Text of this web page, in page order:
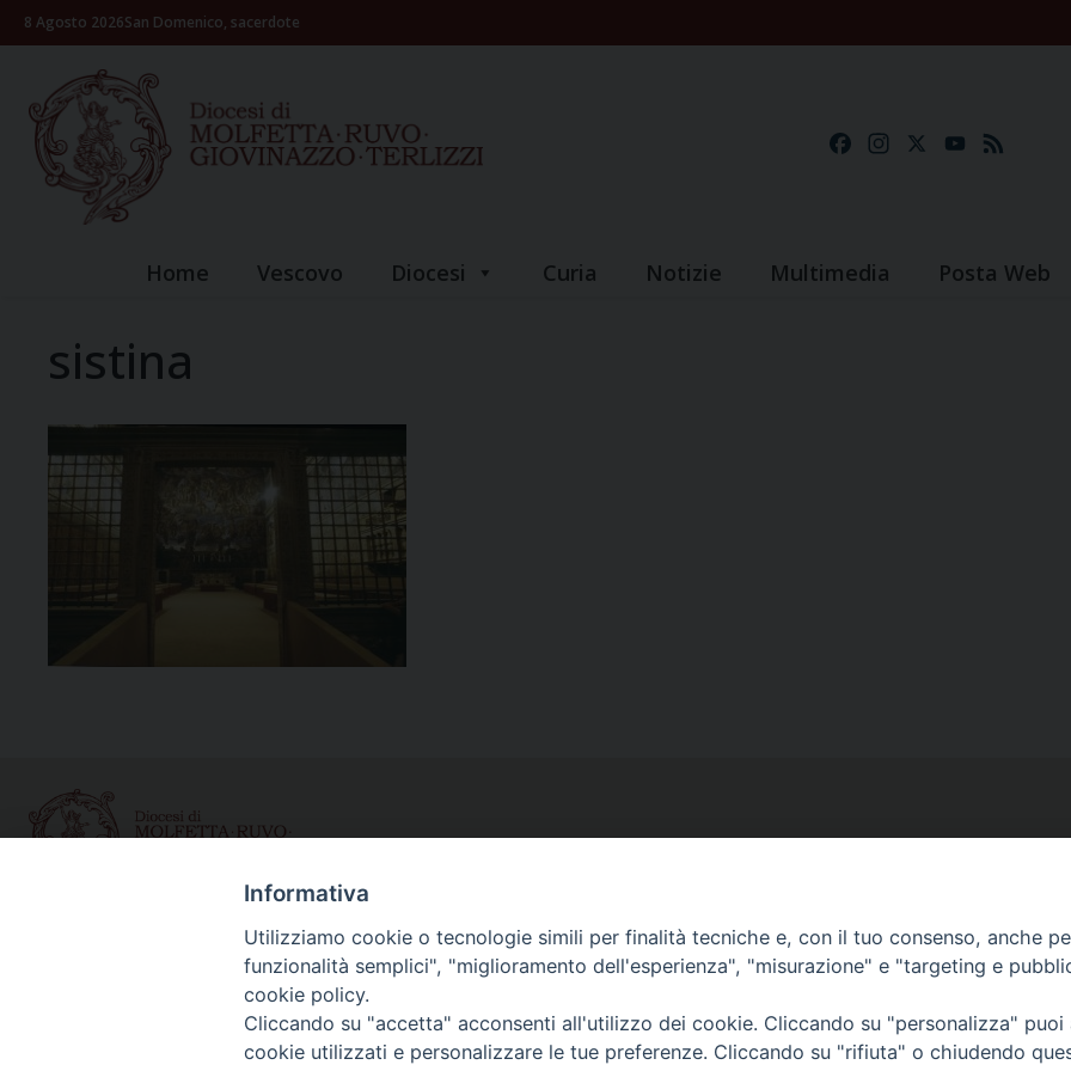
Skip8 Agosto 2026San Domenico, sacerdote
FacebookInstagramYouTube
Home Vescovo Diocesi Curia Notizie Multimedia Posta Web
sistina
Piazza Giovene 4 – 70056 Molfetta (BA)
www.diocesimolfetta.it – diocesimolfetta@pec.chiesacattolica.it
Ufficio Comunicazioni sociali
Piazza Giovene 4 – 70056 Molfetta (BA)
Informativa
Utilizziamo cookie o tecnologie simili per finalità tecniche e, con il tuo consenso, anche
funzionalità semplici", "miglioramento dell'esperienza", "misurazione" e "targeting e
cookie policy.
Cliccando su "accetta" acconsenti all'utilizzo dei cookie. Cliccando su "personalizza"
cookie utilizzati e personalizzare le tue preferenze. Cliccando su "rifiuta" o chiudendo